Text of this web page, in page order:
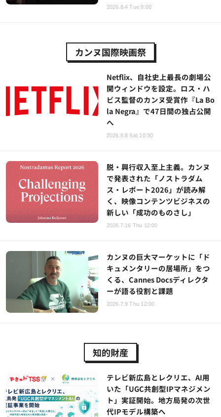
2026.8.4 Tue 9:00
カンヌ国際映画祭
Netflix、自社史上最長の劇場公
開ウィンドウを設定。ロス・ハ
ビス監督のカンヌ受賞作『La Bo
la Negra』で47日間の独占公開
へ
2026.8.8 Sat 10:30
脱・興行収入至上主義。カンヌ
で発表された「ノストラダム
ス・レポート2026」が読み解
く、映像コンテンツビジネスの
新しい「成功のものさし」
2026.7.16 Thu 12:00
カンヌの巨大マーケットに「ド
キュメンタリーの居場所」をつ
くる、Cannes Docsディレクタ
ーが語る役割と課題
2026.7.9 Thu 12:00
知的財産
テレビ新広島とレクリエ、AI用
いた「UGC共創型IPマネジメン
ト」実証開始。地方局発の次世
代IPモデル構築へ